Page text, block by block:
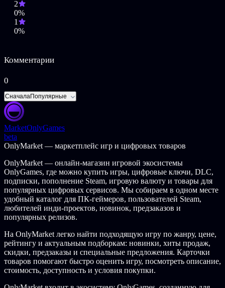
Встаньте на путь Кибер-Самурая и присоединитесь к нашему
сообществу в Discord!
2
0%
1
0%
Комментарии
0
СначалаПопулярные
MarketOnlyGames
beta
OnlyMarket — маркетплейс игр и цифровых товаров
OnlyMarket — онлайн-магазин игровой экосистемы
OnlyGames, где можно купить игры, цифровые ключи, DLC,
подписки, пополнение Steam, игровую валюту и товары для
популярных цифровых сервисов. Мы собираем в одном месте
удобный каталог для ПК-геймеров, пользователей Steam,
любителей инди-проектов, новинок, предзаказов и
популярных релизов.
На OnlyMarket легко найти подходящую игру по жанру, цене,
рейтингу и актуальным подборкам: новинки, хиты продаж,
скидки, предзаказы и специальные предложения. Карточки
товаров помогают быстро оценить игру, посмотреть описание,
стоимость, доступность и условия покупки.